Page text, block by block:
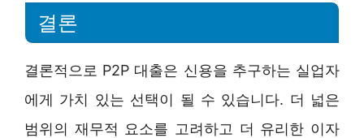
결론
결론적으로 P2P 대출은 신용을 추구하는 실업자
에게 가치 있는 선택이 될 수 있습니다. 더 넓은
범위의 재무적 요소를 고려하고 더 유리한 이자